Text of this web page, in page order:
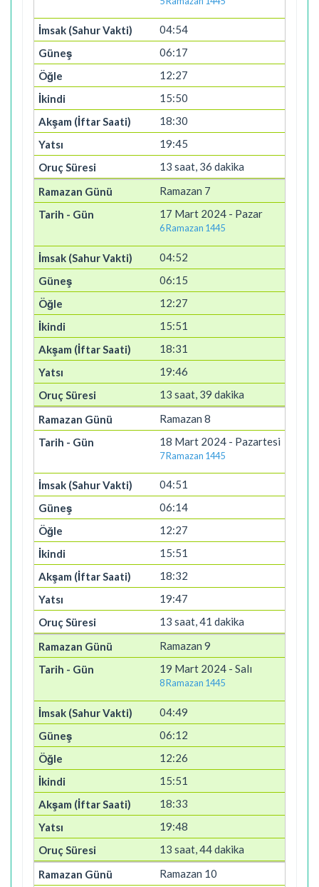
04:54
06:17
12:27
15:50
18:30
19:45
13 saat, 36 dakika
Ramazan 7
17 Mart 2024 - Pazar
6 Ramazan 1445
04:52
06:15
12:27
15:51
18:31
19:46
13 saat, 39 dakika
Ramazan 8
18 Mart 2024 - Pazartesi
7 Ramazan 1445
04:51
06:14
12:27
15:51
18:32
19:47
13 saat, 41 dakika
Ramazan 9
19 Mart 2024 - Salı
8 Ramazan 1445
04:49
06:12
12:26
15:51
18:33
19:48
13 saat, 44 dakika
Ramazan 10